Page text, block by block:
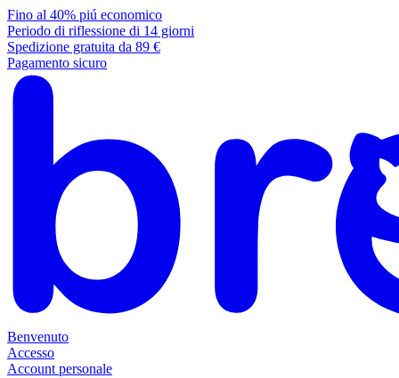
Fino al 40% piú economico
Periodo di riflessione di 14 giorni
Spedizione gratuita da 89 €
Pagamento sicuro
Benvenuto
Accesso
Account personale